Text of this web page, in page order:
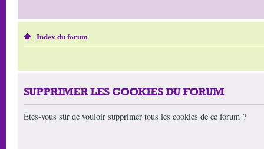
Index du forum
SUPPRIMER LES COOKIES DU FORUM
Êtes-vous sûr de vouloir supprimer tous les cookies de ce forum ?